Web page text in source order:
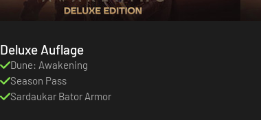
Deluxe Auflage
Dune: Awakening
Season Pass
Sardaukar Bator Armor